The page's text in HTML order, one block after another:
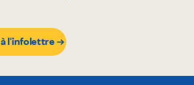
l'infolettre